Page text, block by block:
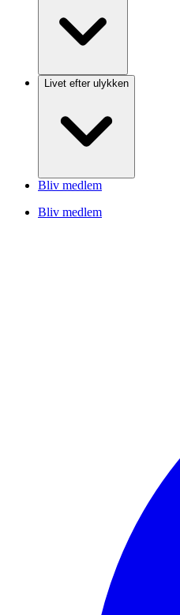
Livet efter ulykken
Bliv medlem
Bliv medlem